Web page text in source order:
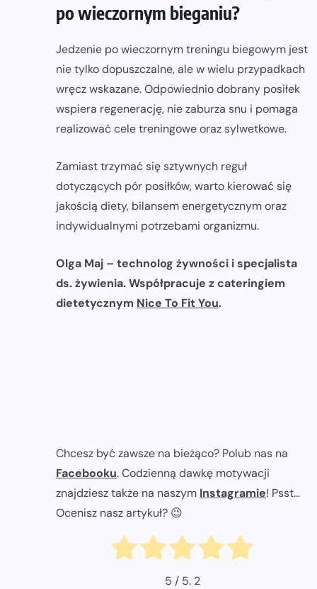
po wieczornym bieganiu?
Jedzenie po wieczornym treningu biegowym jest
nie tylko dopuszczalne, ale w wielu przypadkach
wręcz wskazane. Odpowiednio dobrany posiłek
wspiera regenerację, nie zaburza snu i pomaga
realizować cele treningowe oraz sylwetkowe.
Zamiast trzymać się sztywnych reguł
dotyczących pór posiłków, warto kierować się
jakością diety, bilansem energetycznym oraz
indywidualnymi potrzebami organizmu.
Olga Maj – technolog żywności i specjalista
ds. żywienia. Współpracuje z cateringiem
dietetycznym Nice To Fit You.
Chcesz być zawsze na bieżąco? Polub nas na
Facebooku. Codzienną dawkę motywacji
znajdziesz także na naszym Instagramie! Psst...
Ocenisz nasz artykuł? 😉
5 / 5. 2